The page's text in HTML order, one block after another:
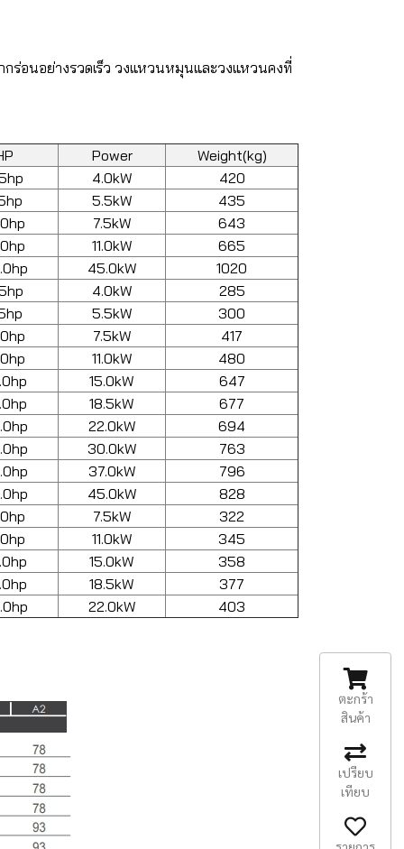
ร่อนอย่างรวดเร็ว วงแหวนหมุนและวงแหวนคงที่
Power
Weight(kg)
4.0kW
420
5.5kW
435
7.5kW
643
11.0kW
665
45.0kW
1020
4.0kW
285
5.5kW
300
7.5kW
417
11.0kW
480
15.0kW
647
18.5kW
677
22.0kW
694
30.0kW
763
37.0kW
796
45.0kW
828
7.5kW
322
11.0kW
345
15.0kW
358
18.5kW
377
22.0kW 403
ตะกร้า
สินค้า
เปรียบ
เทียบ